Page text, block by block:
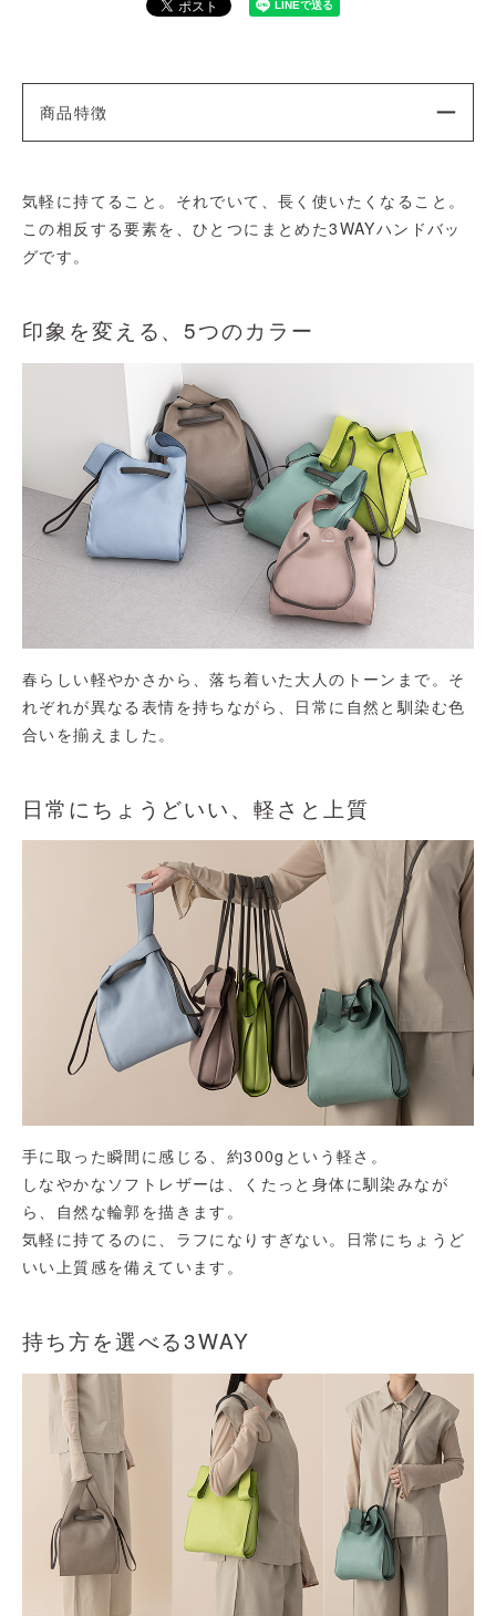
商品特徴
気軽に持てること。それでいて、長く使いたくなること。
この相反する要素を、ひとつにまとめた3WAYハンドバッ
グです。
印象を変える、5つのカラー
春らしい軽やかさから、落ち着いた大人のトーンまで。そ
れぞれが異なる表情を持ちながら、日常に自然と馴染む色
合いを揃えました。
日常にちょうどいい、軽さと上質
手に取った瞬間に感じる、約300gという軽さ。
しなやかなソフトレザーは、くたっと身体に馴染みなが
ら、自然な輪郭を描きます。
気軽に持てるのに、ラフになりすぎない。日常にちょうど
いい上質感を備えています。
持ち方を選べる3WAY